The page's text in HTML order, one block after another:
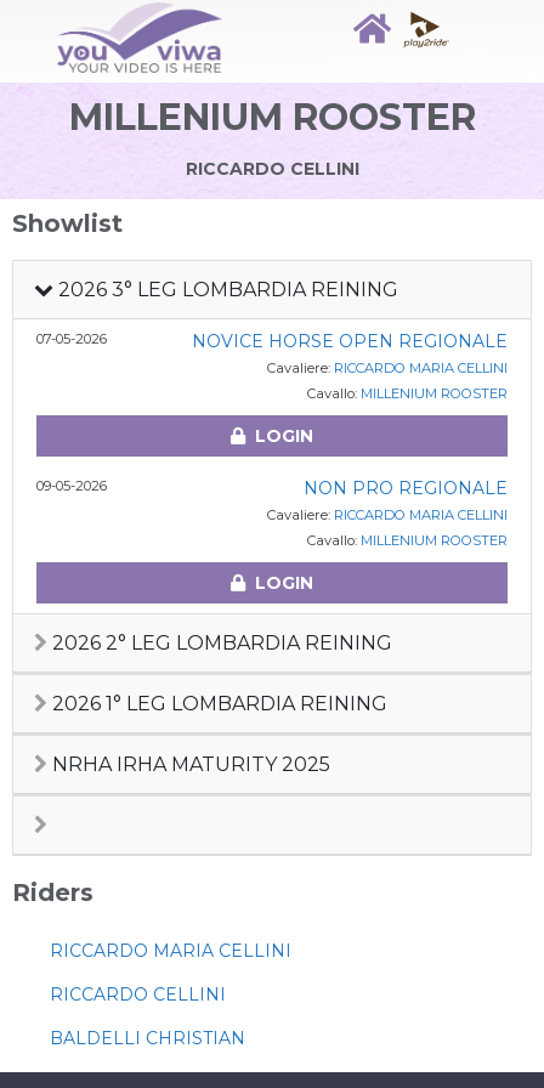
MILLENIUM ROOSTER
RICCARDO CELLINI
Showlist
2026 3° LEG LOMBARDIA REINING
07-05-2026 NOVICE HORSE OPEN REGIONALE
Cavaliere: RICCARDO MARIA CELLINI
Cavallo: MILLENIUM ROOSTER
LOGIN
09-05-2026 NON PRO REGIONALE
Cavaliere: RICCARDO MARIA CELLINI
Cavallo: MILLENIUM ROOSTER
LOGIN
2026 2° LEG LOMBARDIA REINING
2026 1° LEG LOMBARDIA REINING
NRHA IRHA MATURITY 2025
Riders
RICCARDO MARIA CELLINI
RICCARDO CELLINI
BALDELLI CHRISTIAN